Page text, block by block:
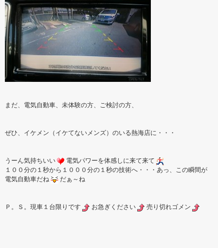
まだ、電気自動車、未体験の方、ご検討の方、
ぜひ、イケメン（イケてないメンズ）のいる熱海店に・・・
うーん気持ちいい
電気パワーを体感しに来て来て
１００分の１秒から１０００分の１秒の技術へ・・・あっ、この瞬間が
電気自動車だね
だぁ～ね
Ｐ。Ｓ。現車１台限りです お急ぎください 売り切れゴメン